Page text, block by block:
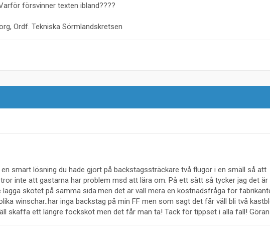
försvinner texten ibland????
Ordf. Tekniska Sörmlandskretsen
smart lösning du hade gjort på backstagssträckare två flugor i en smäll så att
inte att gastarna har problem msd att lära om. På ett sätt så tycker jag det
lägga skotet på samma sida.men det är väll mera en kostnadsfråga för
winschar..har inga backstag på min FF men som sagt det får väll bli två
skaffa ett längre fockskot men det får man ta! Tack för tippset i alla fall! Göran